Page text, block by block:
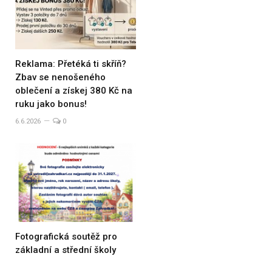
Reklama: Přetéká ti skříň?
Zbav se nenošeného
oblečení a získej 380 Kč na
ruku jako bonus!
6.6.2026 0
Fotografická soutěž pro
základní a střední školy